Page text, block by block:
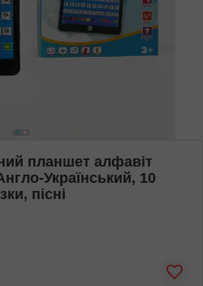
планшет алфавіт
Український, 10
пісні